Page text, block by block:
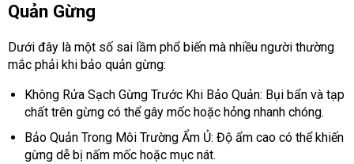
Quản Gừng
Dưới đây là một số sai lầm phổ biến mà nhiều người thường
mắc phải khi bảo quản gừng:
Không Rửa Sạch Gừng Trước Khi Bảo Quản: Bụi bẩn và tạp
chất trên gừng có thể gây mốc hoặc hỏng nhanh chóng.
Bảo Quản Trong Môi Trường Ẩm Ủ: Độ ẩm cao có thể khiến
gừng dễ bị nấm mốc hoặc mục nát.